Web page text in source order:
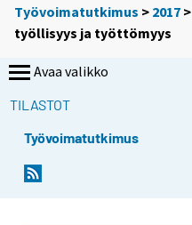
Työvoimatutkimus > 2017 >
työllisyys ja työttömyys
Avaa valikko
TILASTOT
Työvoimatutkimus